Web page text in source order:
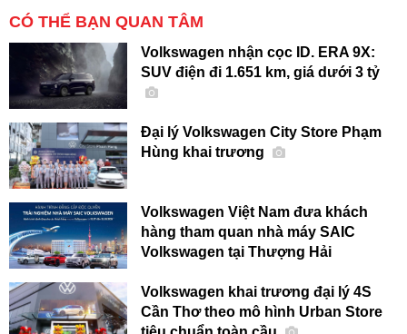
CÓ THỂ BẠN QUAN TÂM
Volkswagen nhận cọc ID. ERA 9X:
SUV điện đi 1.651 km, giá dưới 3 tỷ
Đại lý Volkswagen City Store Phạm
Hùng khai trương
Volkswagen Việt Nam đưa khách
hàng tham quan nhà máy SAIC
Volkswagen tại Thượng Hải
Volkswagen khai trương đại lý 4S
Cần Thơ theo mô hình Urban Store